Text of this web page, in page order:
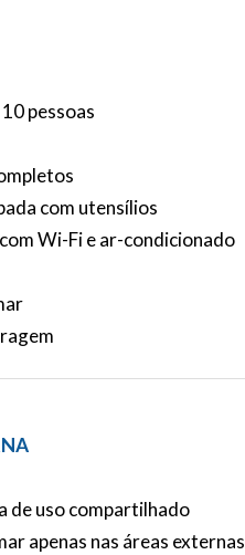
pessoas
com utensílios
Wi-Fi e ar-condicionado
de uso compartilhado
apenas nas áreas externas